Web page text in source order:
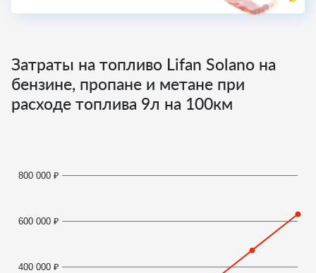
Затраты на топливо Lifan Solano на
бензине, пропане и метане при
расходе топлива 9л на 100км
400 000 ₽
600 000 ₽
800 000 ₽